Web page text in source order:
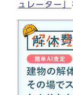
ュレーター」